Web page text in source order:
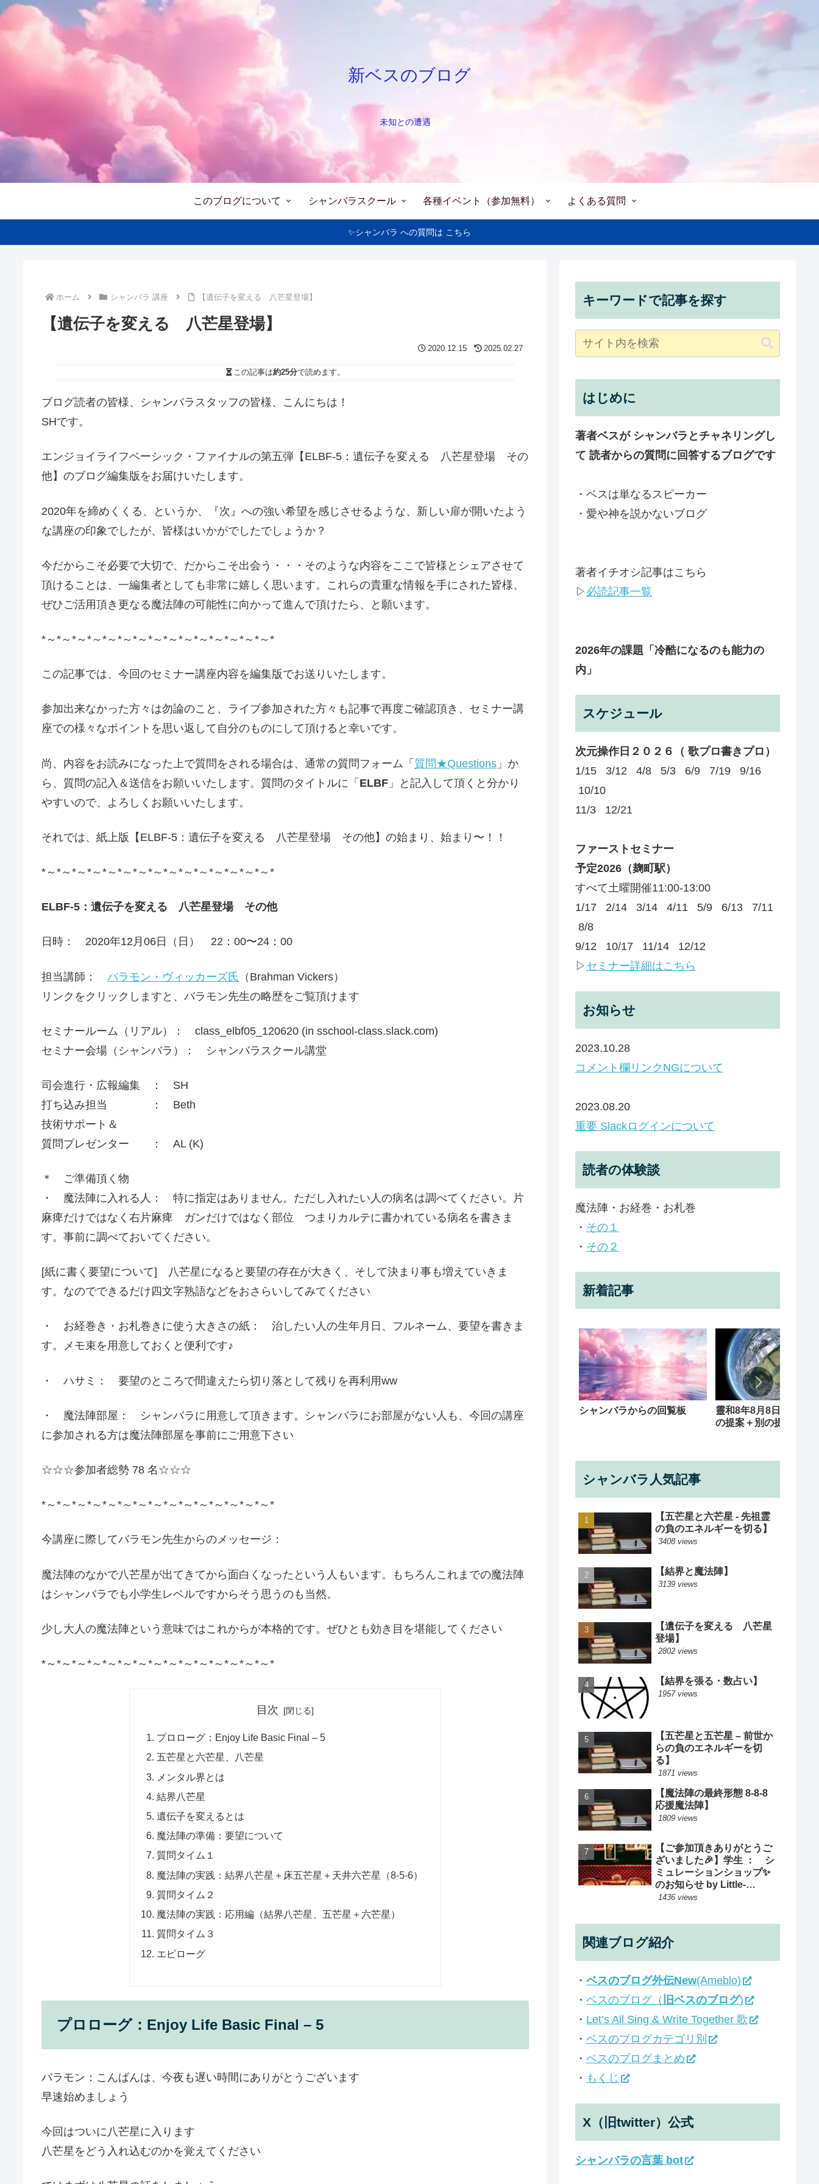
新ベスのブログ
未知との遭遇
このブログについて シャンバラスクール 各種イベント（参加無料） よくある質問
✨シャンバラ への質問は こちら
ホーム シャンバラ 講座 【遺伝子を変える 八芒星登場】
【遺伝子を変える 八芒星登場】
2020.12.15 2025.02.27
この記事は約25分で読めます。
ブログ読者の皆様、シャンバラスタッフの皆様、こんにちは！
SHです。
エンジョイライフベーシック・ファイナルの第五弾【ELBF-5：遺伝子を変える 八芒星登場 その
他】のブログ編集版をお届けいたします。
2020年を締めくくる、というか、『次』への強い希望を感じさせるような、新しい扉が開いたよう
な講座の印象でしたが、皆様はいかがでしたでしょうか？
今だからこそ必要で大切で、だからこそ出会う・・・そのような内容をここで皆様とシェアさせて
頂けることは、一編集者としても非常に嬉しく思います。これらの貴重な情報を手にされた皆様、
ぜひご活用頂き更なる魔法陣の可能性に向かって進んで頂けたら、と願います。
*～*～*～*～*～*～*～*～*～*～*～*～*～*～*～*
この記事では、今回のセミナー講座内容を編集版でお送りいたします。
参加出来なかった方々は勿論のこと、ライブ参加された方々も記事で再度ご確認頂き、セミナー講
座での様々なポイントを思い返して自分のものにして頂けると幸いです。
尚、内容をお読みになった上で質問をされる場合は、通常の質問フォーム「 質問★Questions 」か
ら、質問の記入＆送信をお願いいたします。質問のタイトルに「 ELBF 」と記入して頂くと分かり
やすいので、よろしくお願いいたします。
それでは、紙上版【ELBF-5：遺伝子を変える 八芒星登場 その他】の始まり、始まり〜！！
*～*～*～*～*～*～*～*～*～*～*～*～*～*～*～*
ELBF-5：遺伝子を変える 八芒星登場 その他
日時： 2020年12月06日（日） 22：00〜24：00
担当講師： バラモン・ヴィッカーズ氏 （Brahman Vickers）
リンクをクリックしますと、バラモン先生の略歴をご覧頂けます
セミナールーム（リアル）： class_elbf05_120620 (in sschool-class.slack.com)
セミナー会場（シャンバラ）： シャンバラスクール講堂
司会進行・広報編集 ： SH
打ち込み担当 ： Beth
技術サポート＆
質問プレゼンター ： AL (K)
＊ ご準備頂く物
・ 魔法陣に入れる人： 特に指定はありません。ただし入れたい人の病名は調べてください。片
麻痺だけではなく右片麻痺 ガンだけではなく部位 つまりカルテに書かれている病名を書きま
す。事前に調べておいてください。
[紙に書く要望について] 八芒星になると要望の存在が大きく、そして決まり事も増えていきま
す。なのでできるだけ四文字熟語などをおさらいしてみてください
・ お経巻き・お札巻きに使う大きさの紙： 治したい人の生年月日、フルネーム、要望を書きま
す。メモ束を用意しておくと便利です♪
・ ハサミ： 要望のところで間違えたら切り落として残りを再利用ww
・ 魔法陣部屋： シャンバラに用意して頂きます。シャンバラにお部屋がない人も、今回の講座
に参加される方は魔法陣部屋を事前にご用意下さい
☆☆☆参加者総勢 78 名☆☆☆
*～*～*～*～*～*～*～*～*～*～*～*～*～*～*～*
今講座に際してバラモン先生からのメッセージ：
魔法陣のなかで八芒星が出てきてから面白くなったという人もいます。もちろんこれまでの魔法陣
はシャンバラでも小学生レベルですからそう思うのも当然。
少し大人の魔法陣という意味ではこれからが本格的です。ぜひとも効き目を堪能してください
*～*～*～*～*～*～*～*～*～*～*～*～*～*～*～*
目次
プロローグ：Enjoy Life Basic Final – 5
五芒星と六芒星、八芒星
メンタル界とは
結界八芒星
遺伝子を変えるとは
魔法陣の準備：要望について
質問タイム１
魔法陣の実践：結界八芒星＋床五芒星＋天井六芒星（8-5-6）
質問タイム２
魔法陣の実践：応用編（結界八芒星、五芒星＋六芒星）
質問タイム３
エピローグ
プロローグ：Enjoy Life Basic Final – 5
バラモン：こんばんは、今夜も遅い時間にありがとうございます
早速始めましょう
今回はついに八芒星に入ります
八芒星をどう入れ込むのかを覚えてください
キーワードで記事を探す
はじめに
著者ベスが シャンバラとチャネリングし
て 読者からの質問に回答するブログです
・ベスは単なるスピーカー
・愛や神を説かないブログ
著者イチオシ記事はこちら
▷ 必読記事一覧
2026年の課題 「冷酷になるのも能力の
内」
スケジュール
次元操作日２０２６（ 歌プロ書きプロ）
1/15 3/12 4/8 5/3 6/9 7/19 9/16
10/10
11/3 12/21
ファーストセミナー
予定2026 （麹町駅）
すべて土曜開催11:00-13:00
1/17 2/14 3/14 4/11 5/9 6/13 7/11
8/8
9/12 10/17 11/14 12/12
▷ セミナー詳細はこちら
お知らせ
2023.10.28
コメント欄リンクNGについて
2023.08.20
重要 Slackログインについて
読者の体験談
魔法陣・お経巻・お札巻
・ その１
・ その２
新着記事
シャンバラからの回覧板
靈和8年8月8日 応援魔
の提案＋別の提案（下
正
シャンバラ人気記事
【五芒星と六芒星 - 先祖霊
の負のエネルギーを切る】
3408 views
【結界と魔法陣】
3139 views
【遺伝子を変える 八芒星
登場】
2802 views
【結界を張る・数占い】
1957 views
【五芒星と五芒星 – 前世か
らの負のエネルギーを切
る】
1871 views
【魔法陣の最終形態 8-8-8
応援魔法陣】
1809 views
【ご参加頂きありがとうご
ざいました🎉】学生 ： シ
ミュレーションショップ✨
のお知らせ by Little-
Cooking
1436 views
関連ブログ紹介
・ ベスのブログ外伝New(Ameblo)
・ ベスのブログ（ 旧ベスのブログ)
・ Let’s All Sing & Write Together 歌
・ ベスのブログカテゴリ別
・ ベスのブログまとめ
・ もくじ
X（旧twitter）公式
シャンバラの言葉 bot